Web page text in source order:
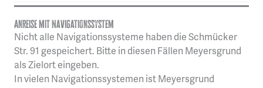
Anreise mit Navigationssystem
Nicht alle Navigationssysteme haben die Schmücker
Str. 91 gespeichert. Bitte in diesen Fällen Meyersgrund
als Zielort eingeben.
In vielen Navigationssystemen ist Meyersgrund